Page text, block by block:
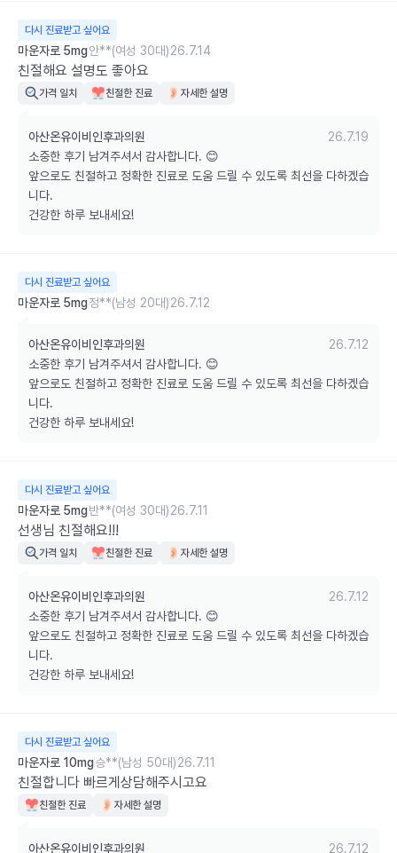
다시 진료받고 싶어요
마운자로 5mg안**(여성 30대)26.7.14
친절해요 설명도 좋아요
가격 일치 친절한 진료 자세한 설명
아산온유이비인후과의원
26.7.19
소중한 후기 남겨주셔서 감사합니다. 😊
앞으로도 친절하고 정확한 진료로 도움 드릴 수 있도록 최선을 다하겠습
니다.
건강한 하루 보내세요!
다시 진료받고 싶어요
마운자로 5mg정**(남성 20대)26.7.12
아산온유이비인후과의원
26.7.12
소중한 후기 남겨주셔서 감사합니다. 😊
앞으로도 친절하고 정확한 진료로 도움 드릴 수 있도록 최선을 다하겠습
니다.
건강한 하루 보내세요!
다시 진료받고 싶어요
마운자로 5mg반**(여성 30대)26.7.11
선생님 친절해요!!!
가격 일치 친절한 진료 자세한 설명
아산온유이비인후과의원
26.7.12
소중한 후기 남겨주셔서 감사합니다. 😊
앞으로도 친절하고 정확한 진료로 도움 드릴 수 있도록 최선을 다하겠습
니다.
건강한 하루 보내세요!
다시 진료받고 싶어요
마운자로 10mg승**(남성 50대)26.7.11
친절합니다 빠르게상담해주시고요
친절한 진료 자세한 설명
아산온유이비인후과의원 26.7.12